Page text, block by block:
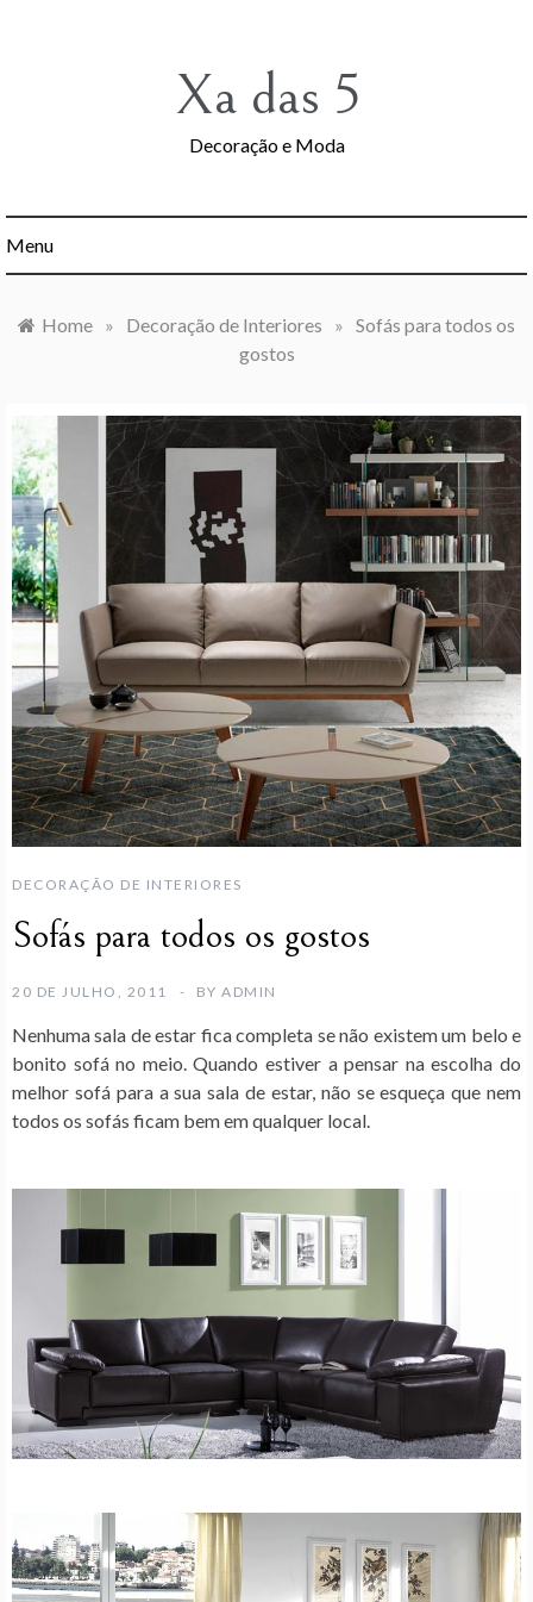
Xa das 5
Decoração e Moda
Menu
Home » Decoração de Interiores » Sofás para todos os
gostos
DECORAÇÃO DE INTERIORES
Sofás para todos os gostos
20 DE JULHO, 2011 BY ADMIN
Nenhuma sala de estar fica completa se não existem um belo e
bonito sofá no meio. Quando estiver a pensar na escolha do
melhor sofá para a sua sala de estar, não se esqueça que nem
todos os sofás ficam bem em qualquer local.